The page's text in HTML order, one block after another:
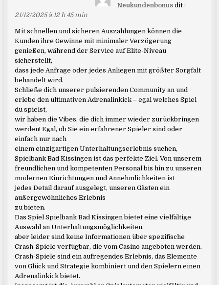
les
commentaires
Neukundenbonus dit :
21/12/2025 à 12 h 45 min
Mit schnellen und sicheren Auszahlungen können die
Kunden ihre Gewinne mit minimaler Verzögerung
genießen, während der Service auf Elite-Niveau
sicherstellt,
dass jede Anfrage oder jedes Anliegen mit größter Sorgfalt
behandelt wird.
Schließe dich unserer pulsierenden Community an und
erlebe den ultimativen Adrenalinkick – egal welches Spiel
du spielst,
wir haben die Vibes, die dich immer wieder zurückbringen
werden! Egal, ob Sie ein erfahrener Spieler sind oder
einfach nur nach
einem einzigartigen Unterhaltungserlebnis suchen,
Spielbank Bad Kissingen ist das perfekte Ziel. Von unserem
freundlichen und kompetenten Personal bis hin zu unseren
modernen Einrichtungen und Annehmlichkeiten ist
jedes Detail darauf ausgelegt, unseren Gästen ein
außergewöhnliches Erlebnis
zu bieten.
Das Spiel Spielbank Bad Kissingen bietet eine vielfältige
Auswahl an Unterhaltungsmöglichkeiten,
aber leider sind keine Informationen über spezifische
Crash-Spiele verfügbar, die vom Casino angeboten werden.
Crash-Spiele sind ein aufregendes Erlebnis, das Elemente
von Glück und Strategie kombiniert und den Spielern einen
Adrenalinkick bietet.